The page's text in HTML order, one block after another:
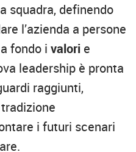
squadra, definendo
l’azienda a persone
fondo i valori e
leadership è pronta
raggiunti,
i futuri scenari